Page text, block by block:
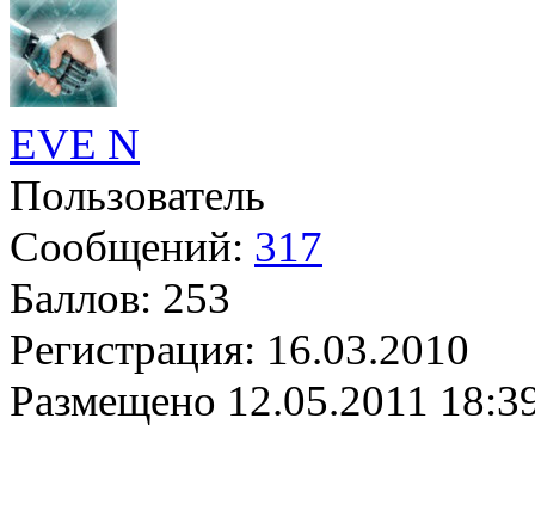
EVE N
Пользователь
Сообщений: 317
Баллов: 253
Регистрация: 16.03.2010
Размещено 12.05.2011